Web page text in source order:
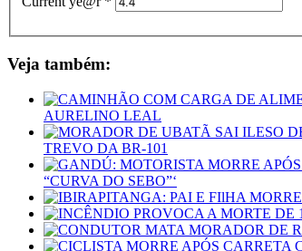
Veja também:
AURELINO LEAL
TREVO DA BR-101
“CURVA DO SEBO”‘